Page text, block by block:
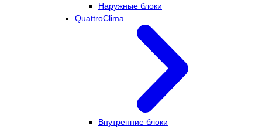
Наружные блоки
QuattroClima
Внутренние блоки